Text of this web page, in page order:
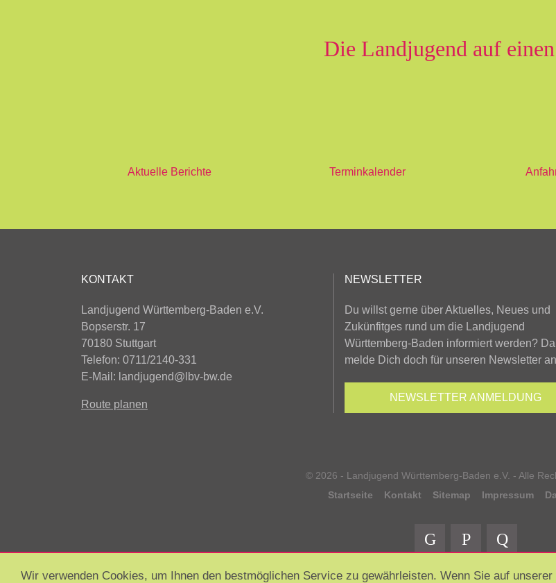
Wir verwenden Cookies, um Ihnen den bestmöglichen Service zu gewährleisten. Wenn Sie auf
Die Landjugend auf
Aktuelle Berichte Terminkalender
KONTAKT
Landjugend Württemberg-Baden e.V.
Bopserstr. 17
70180 Stuttgart
Telefon: 0711/2140-331
E-Mail: landjugend@lbv-bw.de
Route planen
NEWSLETTER
Du willst gerne über Aktuelles, Neues und
Zukünfitges rund um die Landjugend
Württemberg-Baden informiert werden?
melde Dich doch für unseren Newsletter
NEWSLETTER ANMELDUNG
© 2026 - Landjugend Württemberg-Baden e.V. - Alle
Startseite
Kontakt Sitemap Impressum